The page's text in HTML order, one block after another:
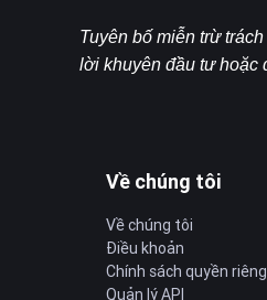
Tuyên bố miễn trừ
lời khuyên đầu tư hoặc
Về chúng tôi
Về chúng tôi
Điều khoản
Chính sách quyền
Quản lý API